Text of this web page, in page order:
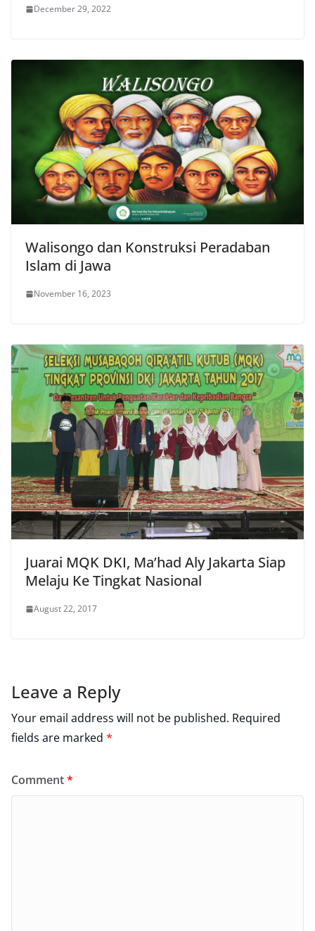
December 29, 2022
Walisongo dan Konstruksi Peradaban
Islam di Jawa
November 16, 2023
Juarai MQK DKI, Ma’had Aly Jakarta Siap
Melaju Ke Tingkat Nasional
August 22, 2017
Leave a Reply
Your email address will not be published. Required
fields are marked *
Comment*